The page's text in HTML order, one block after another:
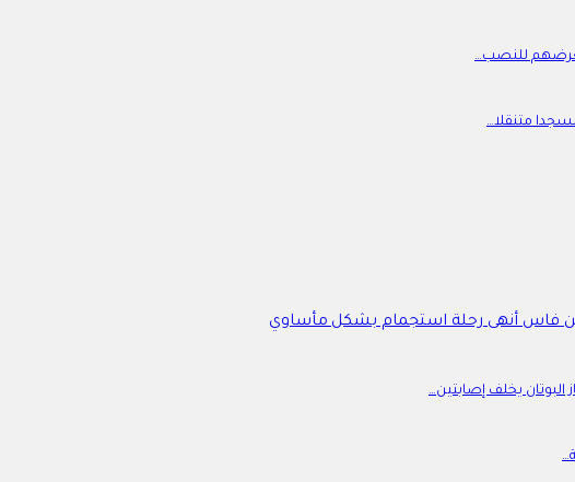
للنصب…
متنقلا…
فاس أنهى رحلة استجمام بشكل مأساوي
يخلف إصابتين…